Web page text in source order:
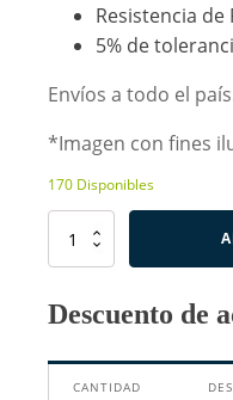
Resistencia de
5% de
Envíos a todo el
*Imagen con fines
170 Disponibles
Resistencia
1W
Descuento de
CANTIDAD